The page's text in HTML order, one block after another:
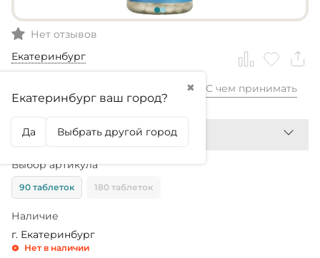
Нет отзывов
Екатеринбург
✖
Екатеринбург ваш город?
Да Выбрать другой город
1 880,99₽ С чем принимать
Выбор артикула
90 таблеток 180 таблеток
Наличие
г. Екатеринбург
Нет в наличии